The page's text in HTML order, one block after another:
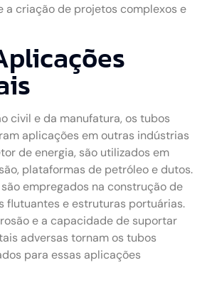
a criação de projetos complexos e
civil e da manufatura, os tubos
aplicações em outras indústrias
de energia, são utilizados em
plataformas de petróleo e dutos.
empregados na construção de
flutuantes e estruturas portuárias.
e a capacidade de suportar
adversas tornam os tubos
para essas aplicações